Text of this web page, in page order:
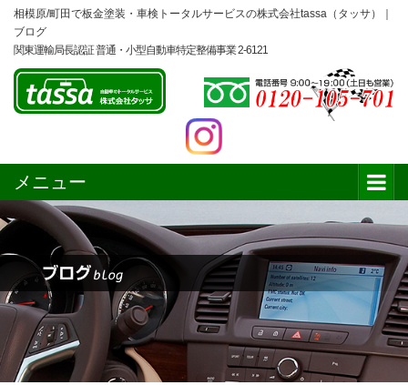
相模原/町田で板金塗装・車検トータルサービスの株式会社tassa（タッサ）｜
ブログ
関東運輸局長認証 普通・小型自動車特定整備事業 2-6121
メニュー